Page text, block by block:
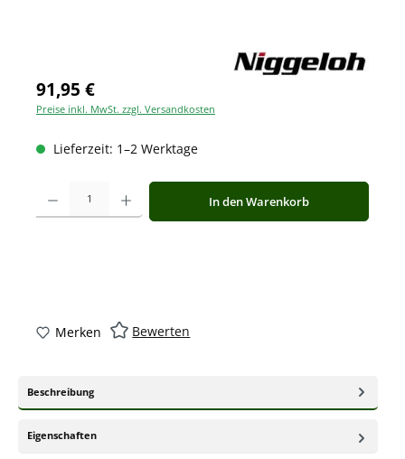
91,95 €
Preise inkl. MwSt. zzgl. Versandkosten
Lieferzeit: 1–2 Werktage
Produkt Anzahl: Gib den gewünschten Wert ein oder benutze die
In den Warenkorb
Merken Bewerten
Beschreibung
Eigenschaften